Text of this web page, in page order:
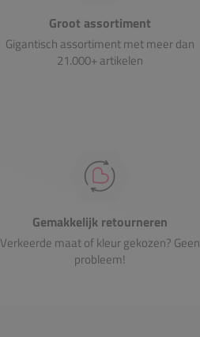
Groot assortiment
Gigantisch assortiment met meer dan
21.000+ artikelen
Gemakkelijk retourneren
Verkeerde maat of kleur gekozen? Geen
probleem!